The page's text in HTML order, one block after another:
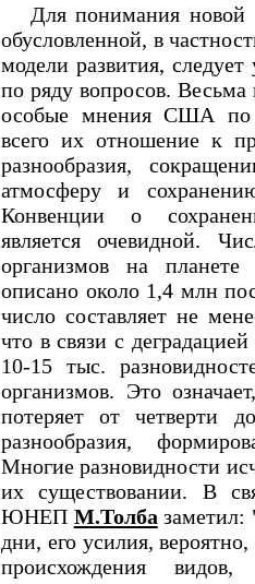
Для понимания новой
обусловленной, в
модели развития,
по ряду вопросов.
особые мнения США по
всего их отношение к
разнообразия,
атмосферу и
Конвенции о
является очевидной.
организмов на
описано около 1,4 млн
число составляет не
что в связи с
10-15 тыс.
организмов. Это
потеряет от четверти
разнообразия,
Многие разновидности
их существовании. В
ЮНЕП М.Толба
дни, его усилия,
происхождения